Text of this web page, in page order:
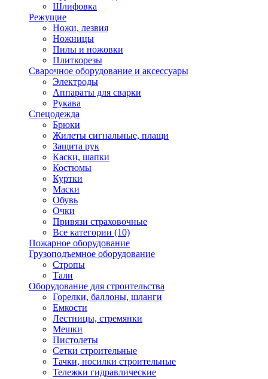
Шлифовка
Режущие
Ножи, лезвия
Ножницы
Пилы и ножовки
Плиткорезы
Сварочное оборудование и аксессуары
Электроды
Аппараты для сварки
Рукава
Спецодежда
Брюки
Жилеты сигнальные, плащи
Защита рук
Каски, шапки
Костюмы
Куртки
Маски
Обувь
Очки
Привязи страховочные
Все категории (10)
Пожарное оборудование
Грузоподъемное оборудование
Стропы
Тали
Оборудование для строительства
Горелки, баллоны, шланги
Емкости
Лестницы, стремянки
Мешки
Пистолеты
Сетки строительные
Тачки, носилки строительные
Тележки гидравлические